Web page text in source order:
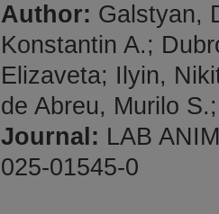
Author: Galstyan,
Konstantin A.;
Elizaveta; Ilyin,
de Abreu, Murilo
Journal: LAB
025-01545-0